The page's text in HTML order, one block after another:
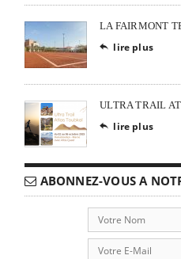
LA FAIRMONT
 lire plus
ULTRA TRAIL
 lire plus
ABONNEZ-VOUS A